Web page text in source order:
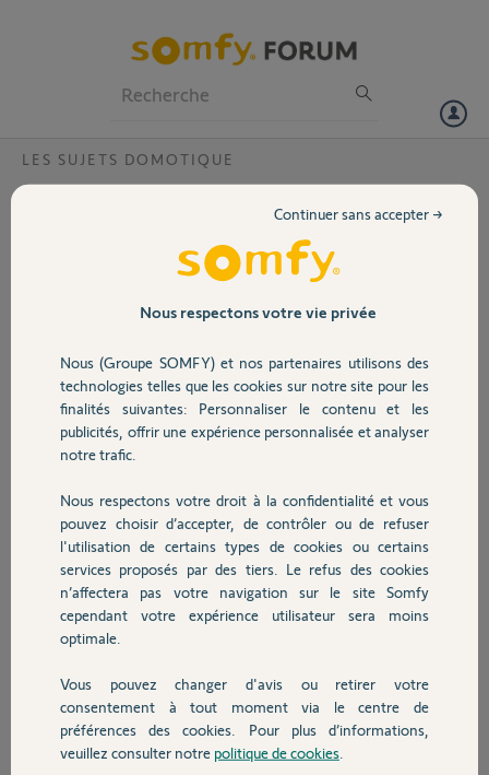
Volet
Sécurité
Domotique
Chauffage
Autres produits
Devis avec un pro
Contact
LES SUJETS DOMOTIQUE
Application qui ne fonctionne pas après un
Nous avons déménagé et l'ancien propriétaire a fait le changement
de compte pour nous qui a été effectué car je le retrouve sur mon
téléphones via l'application le message étant qu'aucune box
compatible n'est associé à cette adresse.
Pouvez vous remédier au problème svp ?
Merci,
Marine S.
il y a environ 2 ans
Participer au fil de discussion
Réponses
Bonjour Marine
un peu confus tout ça !
De quoi parlez-vous ? Quel matériel ?
Nous respectons votre vie privée
Nous (Groupe SOMFY) et nos partenaires utilisons des
technologies telles que les cookies sur notre site pour les
finalités suivantes: Personnaliser le contenu et les
publicités, offrir une expérience personnalisée et analyser
notre trafic.
Nous respectons votre droit à la confidentialité et vous
pouvez choisir d’accepter, de contrôler ou de refuser
l'utilisation de certains types de cookies ou certains
services proposés par des tiers. Le refus des cookies
n’affectera pas votre navigation sur le site Somfy
cependant votre expérience utilisateur sera moins
optimale.
Vous pouvez changer d'avis ou retirer votre
consentement à tout moment via le centre de
préférences des cookies. Pour plus d’informations,
veuillez consulter notre politique de cookies
Continuer sans accepter →